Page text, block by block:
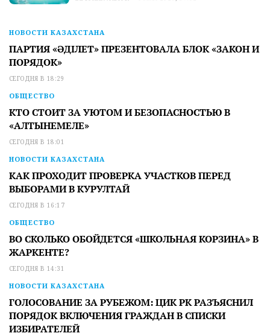
НОВОСТИ КАЗАХСТАНА
ПАРТИЯ «ӘДІЛЕТ» ПРЕЗЕНТОВАЛА БЛОК «ЗАКОН И
ПОРЯДОК»
СЕГОДНЯ В 18:29
ОБЩЕСТВО
КТО СТОИТ ЗА УЮТОМ И БЕЗОПАСНОСТЬЮ В
«АЛТЫНЕМЕЛЕ»
СЕГОДНЯ В 18:01
НОВОСТИ КАЗАХСТАНА
КАК ПРОХОДИТ ПРОВЕРКА УЧАСТКОВ ПЕРЕД
ВЫБОРАМИ В КУРУЛТАЙ
СЕГОДНЯ В 16:17
ОБЩЕСТВО
ВО СКОЛЬКО ОБОЙДЕТСЯ «ШКОЛЬНАЯ КОРЗИНА» В
ЖАРКЕНТЕ?
СЕГОДНЯ В 14:31
НОВОСТИ КАЗАХСТАНА
ГОЛОСОВАНИЕ ЗА РУБЕЖОМ: ЦИК РК РАЗЪЯСНИЛ
ПОРЯДОК ВКЛЮЧЕНИЯ ГРАЖДАН В СПИСКИ
ИЗБИРАТЕЛЕЙ